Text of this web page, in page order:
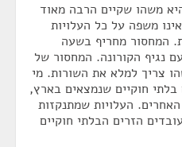
משהו שקיים הרבה מאוד
משפה על כל העלויות
המחסור מחריף בשעה
נגיף הקורונה. המחסור של
צריך למלא את השורות. מי
חוקיים שנמצאים בארץ,
העלויות שמתנקזות
הזרים הבלתי חוקיים